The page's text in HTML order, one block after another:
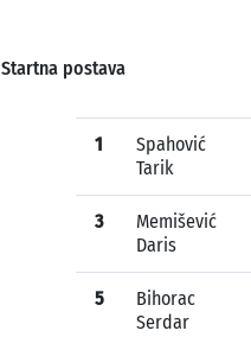
Startna postava
1
Spahović
Tarik
3
Memišević
Daris
5
Bihorac
Serdar